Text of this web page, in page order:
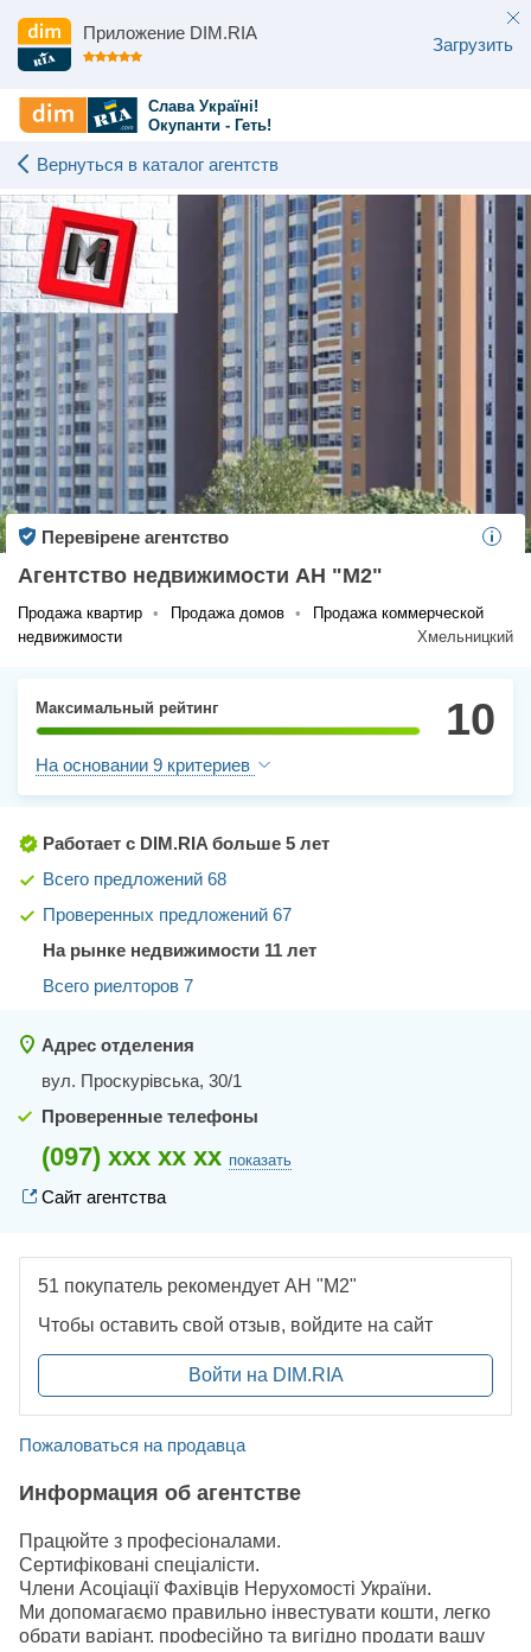
Приложение DIM.RIA
Загрузить
Слава Україні!
Окупанти - Геть!
Вернуться в каталог агентств
Перевірене агентство
Агентство недвижимости АН "М2"
Продажа квартир • Продажа домов •
Продажа коммерческой
недвижимости
Хмельницкий
Максимальный рейтинг 10
На основании 9 критериев
Работает с DIM.RIA больше 5 лет
Всего предложений 68
Проверенных предложений 67
На рынке недвижимости 11 лет
Всего риелторов 7
Адрес отделения
вул. Проскурівська, 30/1
Проверенные телефоны
(097) xxx xx xx показать
Сайт агентства
51 покупатель рекомендует АН "М2"
Чтобы оставить свой отзыв, войдите на сайт
Войти на DIM.RIA
Пожаловаться на продавца
Информация об агентстве
Працюйте з професіоналами.
Сертифіковані спеціалісти.
Члени Асоціації Фахівців Нерухомості України.
Ми допомагаємо правильно інвестувати кошти, легко
обрати варіант, професійно та вигідно продати вашу